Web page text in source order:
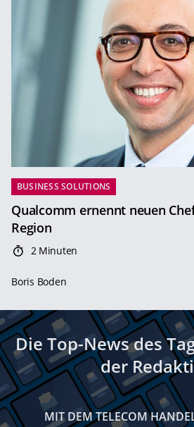
BUSINESS SOLUTIONS
Qualcomm ernennt neuen
Region
2 Minuten
Boris Boden
Die Top-News des
der
MIT DEM TELECOM